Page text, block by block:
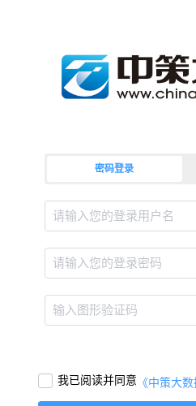
密码登录
请输入您的登录用户名
请输入您的登录密码
输入图形验证码
我已阅读并同意 《中策大